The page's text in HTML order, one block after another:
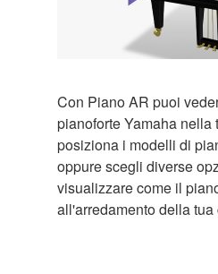
Con Piano AR puoi
pianoforte Yamaha nella
posiziona i modelli di
oppure scegli diverse
visualizzare come il
all'arredamento della tua